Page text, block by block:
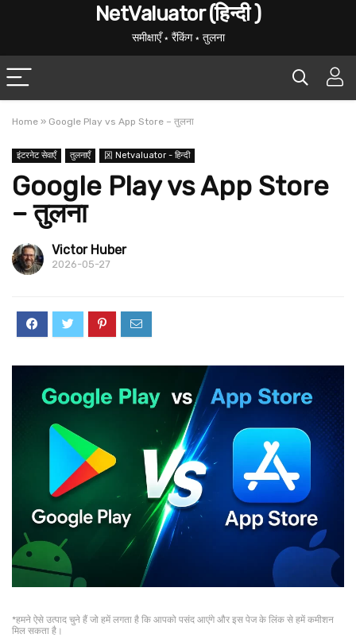
NetValuator (हिन्दी )
समीक्षाएँ ⋆ रैंकिंग ⋆ तुलना
Home » Google Play vs App Store – तुलना
इंटरनेट सेवाएँ तुलनाएँ 龱 Netvaluator - हिन्दी
Google Play vs App Store
– तुलना
Victor Huber
2026-05-27
*हमने ऐसे उत्पाद चुने हैं जो हमें लगता है कि आपको पसंद आएंगे और इस पेज के लिंक से हमें कमीशन
मिल सकता है।